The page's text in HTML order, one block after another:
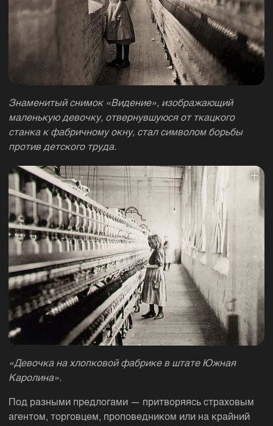
Знаменитый снимок «Видение», изображающий
маленькую девочку, отвернувшуюся от ткацкого
станка к фабричному окну, стал символом борьбы
против детского труда.
«Девочка на хлопковой фабрике в штате Южная
Каролина».
Под разными предлогами — притворяясь страховым
агентом, торговцем, проповедником или на крайний